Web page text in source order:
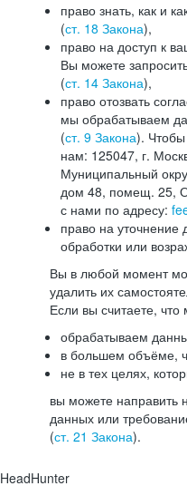
право знать, как и
(ст. 18 Закона),
право на доступ к
Вы можете
(ст. 14 Закона),
право отозвать
мы обрабатываем
(ст. 9 Закона). Чтобы
нам: 125047, г.
Муниципальный
дом 48, помещ. 25,
с нами по адресу:
право на уточнение
обработки или
Вы в любой момент
удалить их
Если вы считаете, что
обрабатываем
в большем объёме,
не в тех целях,
вы можете направить
данных или
(ст. 21 Закона).
HeadHunter